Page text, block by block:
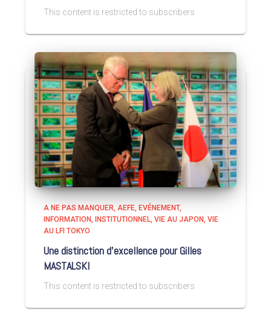
This content is restricted to subscribers
A NE PAS MANQUER AEFE EVÉNEMENT
INFORMATION
INSTITUTIONNEL VIE AU JAPON VIE
AU LFI TOKYO
Une distinction d’excellence pour Gilles
MASTALSKI
This content is restricted to subscribers